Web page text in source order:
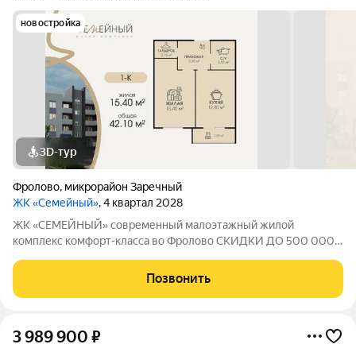
новостройка
3D-тур
Фролово, микрорайон Заречный
ЖК «Семейный», 4 квартал 2028
ЖК «СЕМЕЙНЫЙ» современный малоэтажный жилой
комплекс комфорт-класса во Фролово СКИДКИ ДО 500 000
площадью 42,1 м с продуманной современной планировкой:
Позвонить
3 989 900 ₽